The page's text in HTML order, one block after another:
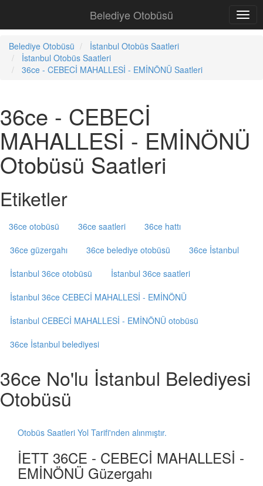
Belediye Otobüsü
Belediye Otobüsü
İstanbul Otobüs Saatleri
İstanbul Otobüs Saatleri
36ce - CEBECİ MAHALLESİ - EMİNÖNÜ Saatleri
36ce - CEBECİ
MAHALLESİ - EMİNÖNÜ
Otobüsü Saatleri
Etiketler
36ce otobüsü 36ce saatleri
36ce hattı
36ce güzergahı
36ce belediye otobüsü
36ce İstanbul
İstanbul 36ce otobüsü
İstanbul 36ce saatleri
İstanbul 36ce CEBECİ MAHALLESİ - EMİNÖNÜ
İstanbul CEBECİ MAHALLESİ - EMİNÖNÜ otobüsü
36ce İstanbul belediyesi
36ce No'lu İstanbul Belediyesi
Otobüsü
Otobüs Saatleri Yol Tarifi'nden alınmıştır.
İETT 36CE - CEBECİ MAHALLESİ -
EMİNÖNÜ Güzergahı